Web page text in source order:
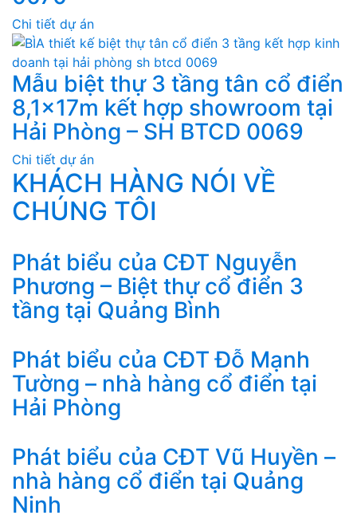
Chi tiết dự án
Mẫu biệt thự 3 tầng tân cổ điển
8,1x17m kết hợp showroom tại
Hải Phòng – SH BTCD 0069
Chi tiết dự án
KHÁCH HÀNG NÓI VỀ
CHÚNG TÔI
Phát biểu của CĐT Nguyễn
Phương – Biệt thự cổ điển 3
tầng tại Quảng Bình
Phát biểu của CĐT Đỗ Mạnh
Tường – nhà hàng cổ điển tại
Hải Phòng
Phát biểu của CĐT Vũ Huyền –
nhà hàng cổ điển tại Quảng
Ninh